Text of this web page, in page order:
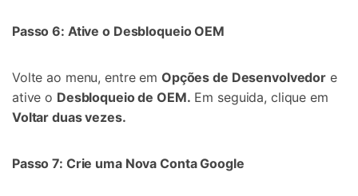
Passo 6: Ative o Desbloqueio OEM
Volte ao menu, entre em Opções de Desenvolvedor e
ative o Desbloqueio de OEM. Em seguida, clique em
Voltar duas vezes.
Passo 7: Crie uma Nova Conta Google